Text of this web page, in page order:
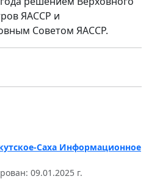
ЯАССР и
Советом ЯАССР.
Саха Информационное
09.01.2025 г.